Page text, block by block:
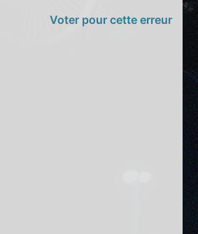
Voter pour cette erreur